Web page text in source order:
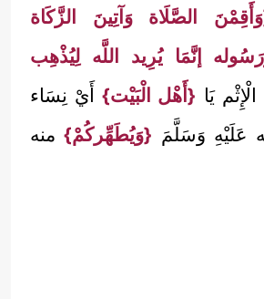
الصَّلَاة وَآتِينَ الزَّكَاة
إنَّمَا يُرِيد اللَّه لِيُذْهِب
الْإِثْم يَا {أَهْل الْبَيْت}أَيْ نِسَاء
عَلَيْهِ وَسَلَّمَ {وَيُطَهِّركُمْ}منه